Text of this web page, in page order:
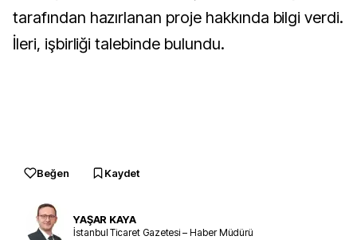
tarafından hazırlanan proje hakkında bilgi verdi.
İleri, işbirliği talebinde bulundu.
Beğen Kaydet
YAŞAR KAYA
İstanbul Ticaret Gazetesi – Haber Müdürü